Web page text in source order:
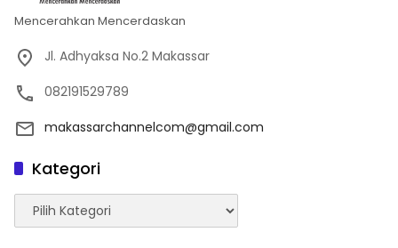
Mencerahkan Mencerdaskan
Jl. Adhyaksa No.2 Makassar
082191529789
makassarchannelcom@gmail.com
Kategori
Kategori